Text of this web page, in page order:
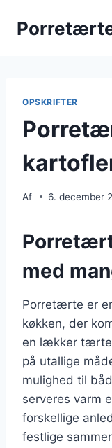
OPSKRIFTER
Af 6. december
med
Porretærte er
køkken, der
en lækker
på utallige
mulighed til
serveres varm
forskellige
festlige